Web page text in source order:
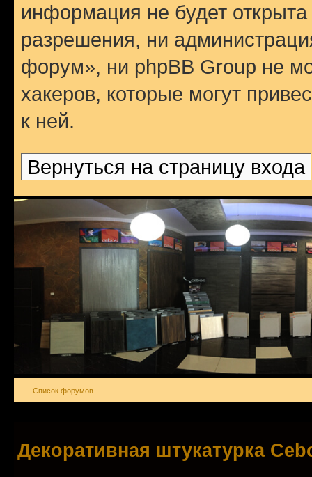
информация не будет
разрешения, ни
форум», ни phpBB Group не
хакеров, которые могут
к ней.
Вернуться на страницу входа
Список форумов
Декоративная штукатурка